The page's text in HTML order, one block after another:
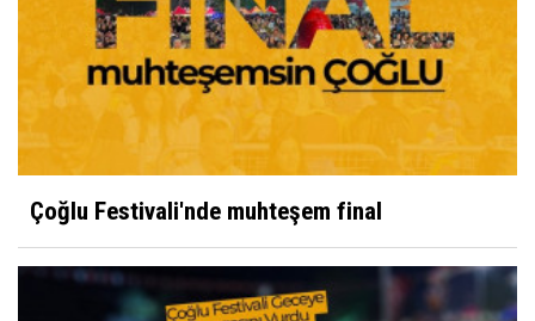
Çoğlu Festivali'nde muhteşem final